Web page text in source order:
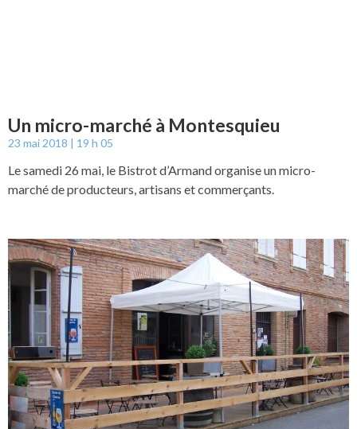
Un micro-marché à Montesquieu
23 mai 2018 19 h 05
Le samedi 26 mai, le Bistrot d’Armand organise un micro-
marché de producteurs, artisans et commerçants.